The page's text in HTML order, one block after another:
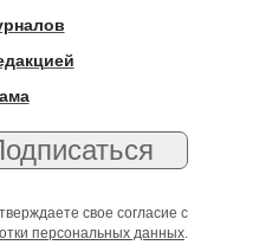
свое согласие с
персональных данных.